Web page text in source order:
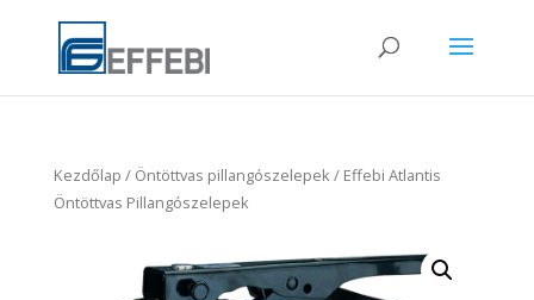
Kezdőlap / Öntöttvas pillangószelepek / Effebi Atlantis
Öntöttvas Pillangószelepek